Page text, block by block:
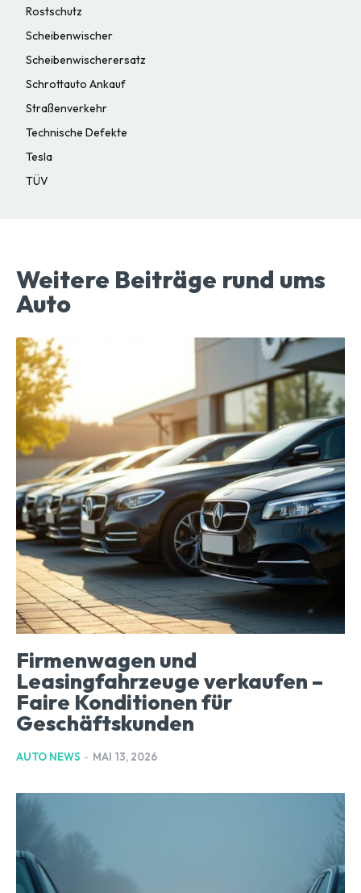
Rostschutz
Scheibenwischer
Scheibenwischerersatz
Schrottauto Ankauf
Straßenverkehr
Technische Defekte
Tesla
TÜV
Weitere Beiträge rund ums
Auto
Firmenwagen und
Leasingfahrzeuge verkaufen –
Faire Konditionen für
Geschäftskunden
AUTO NEWS - MAI 13, 2026